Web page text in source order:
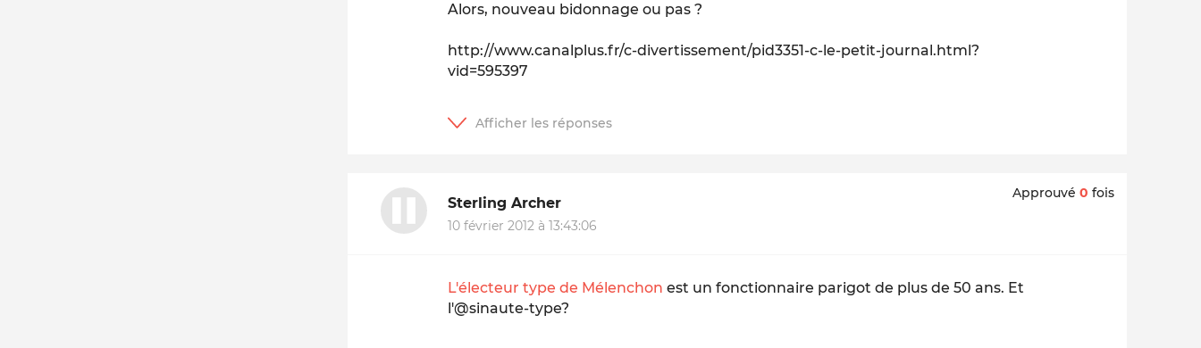
Alors, nouveau bidonnage ou pas ?
http://www.canalplus.fr/c-divertissement/pid3351-c-le-petit-journal.html?
vid=595397
Sterling Archer
10 février 2012 à 13:43:06
Approuvé 0 fois
L'électeur type de Mélenchon est un fonctionnaire parigot de plus de 50 ans. Et
l'@sinaute-type?